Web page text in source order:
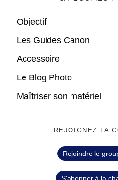
Objectif
Les Guides Canon
Accessoire
Le Blog Photo
Maîtriser son matériel
REJOIGNEZ LA
Rejoindre le
S'abonner à la